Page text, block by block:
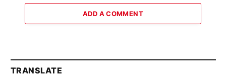
ADD A COMMENT
TRANSLATE